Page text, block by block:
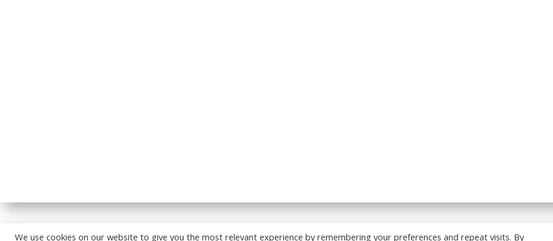
© 2026 BREADCRUMB.FR. Construit avec WordPress etColibriWP Theme
We use cookies on our website to give you the most relevant experience by remembering your preferences and repeat visits. By